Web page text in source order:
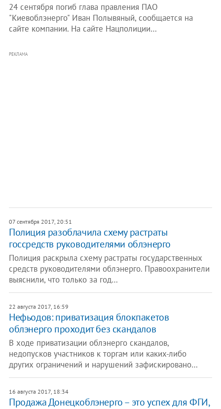
24 сентября погиб глава правления ПАО
"Киевоблэнерго" Иван Полывяный, сообщается на
сайте компании. На сайте Нацполиции…
РЕКЛАМА
07 сентября 2017, 20:51
Полиция разоблачила схему растраты
госсредств руководителями облэнерго
Полиция раскрыла схему растраты государственных
средств руководителями облэнерго. Правоохранители
выяснили, что только за год…
22 августа 2017, 16:59
Нефьодов: приватизация блокпакетов
облэнерго проходит без скандалов
В ходе приватизации облэнерго скандалов,
недопусков участников к торгам или каких-либо
других ограничений и нарушений зафискировано…
16 августа 2017, 18:34
Продажа Донецкоблэнерго – это успех для ФГИ,